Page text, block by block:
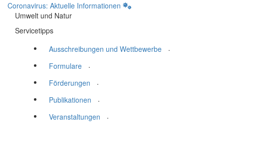
Coronavirus: Aktuelle Informationen
Umwelt und Natur
Servicetipps
Ausschreibungen und Wettbewerbe
.
Formulare
.
Förderungen
.
Publikationen
.
Veranstaltungen
.